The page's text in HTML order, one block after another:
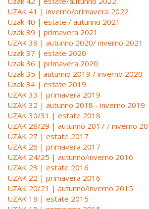
UZAK 41 | inverno/primavera 2022
Uzak 40 | estate / autunno 2021
Uzak 39 | primavera 2021
UZAK 38 | autunno 2020/ inverno 2021
Uzak 37 | estate 2020
Uzak 36 | primavera 2020
Uzak 35 | autunno 2019 / inverno 2020
Uzak 34 | estate 2019
UZAK 33 | primavera 2019
UZAK 32 | autunno 2018 - inverno 2019
UZAK 30/31 | estate 2018
UZAK 28/29 | autunno 2017 / inverno
UZAK 27 | estate 2017
UZAK 26 | primavera 2017
UZAK 24/25 | autunno/inverno 2016
UZAK 23 | estate 2016
UZAK 22 | primavera 2016
UZAK 20/21 | autunno/inverno 2015
UZAK 19 | estate 2015